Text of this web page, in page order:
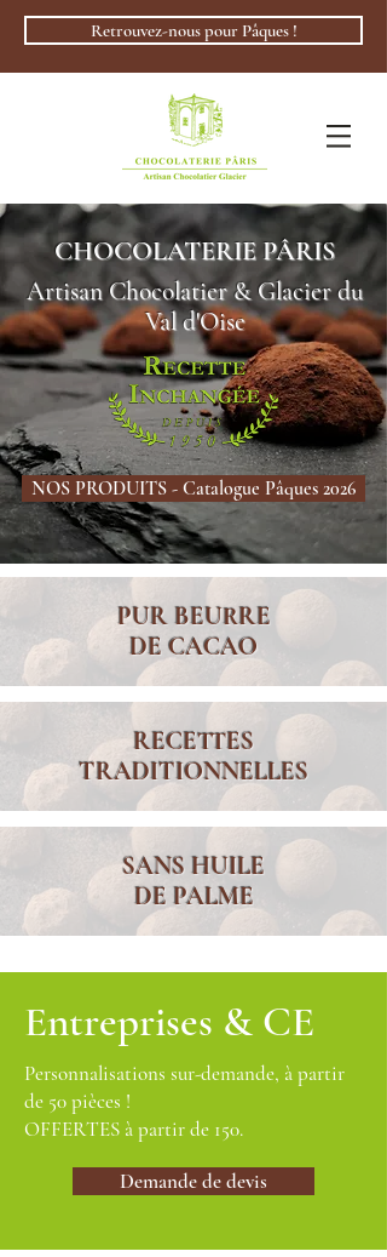
Retrouvez-nous pour Pâques !
CHOCOLATERIE PÂRIS
Artisan Chocolatier & Glacier du
Val d'Oise
NOS PRODUITS - Catalogue Pâques 2026
PUR BEURRE
DE CACAO
RECETTES
TRADITIONNELLES
SANS HUILE
DE PALME
Entreprises & CE
Personnalisations sur-demande, à partir
de 50 pièces !
OFFERTES à partir de 150.
Demande de devis